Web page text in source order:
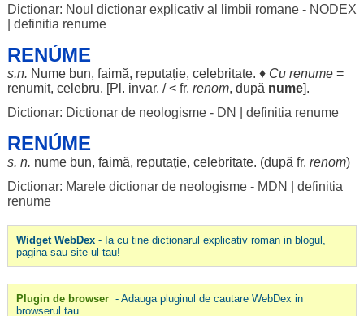
Dictionar: Noul dictionar explicativ al limbii romane - NODEX
definitia renume
RENÚME
s.n. Nume bun, faimă, reputație, celebritate. ♦ Cu renume=
renumit, celebru. [Pl. invar. / < fr. renom, după nume].
Dictionar: Dictionar de neologisme - DN
definitia renume
RENÚME
s. n. nume bun, faimă, reputație, celebritate. (după fr. renom)
Dictionar: Marele dictionar de neologisme - MDN
definitia
renume
Widget WebDex- Ia cu tine dictionarul explicativ roman in blogul,
pagina sau site-ul tau!
Plugin de browser - Adauga pluginul de cautare WebDex in
browserul tau.